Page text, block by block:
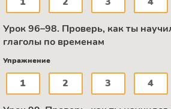
Урок 96–98. Проверь, как ты
глаголы по временам
Упражнение
1 2 3 4